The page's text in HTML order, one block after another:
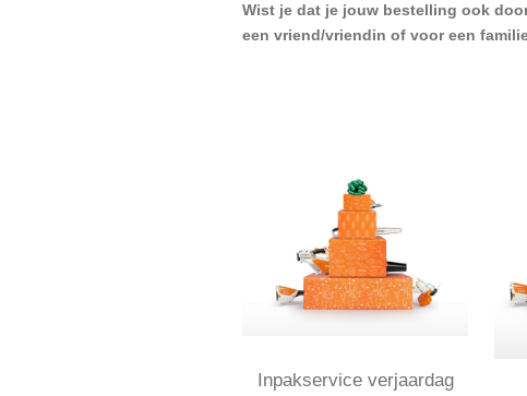
Wist je dat je jouw bestelling ook
een vriend/vriendin of voor een
Inpakservice verjaardag